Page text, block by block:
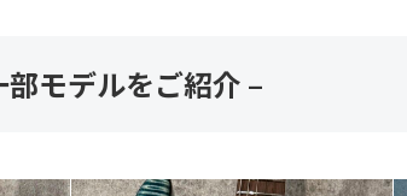
モデルをご紹介 –